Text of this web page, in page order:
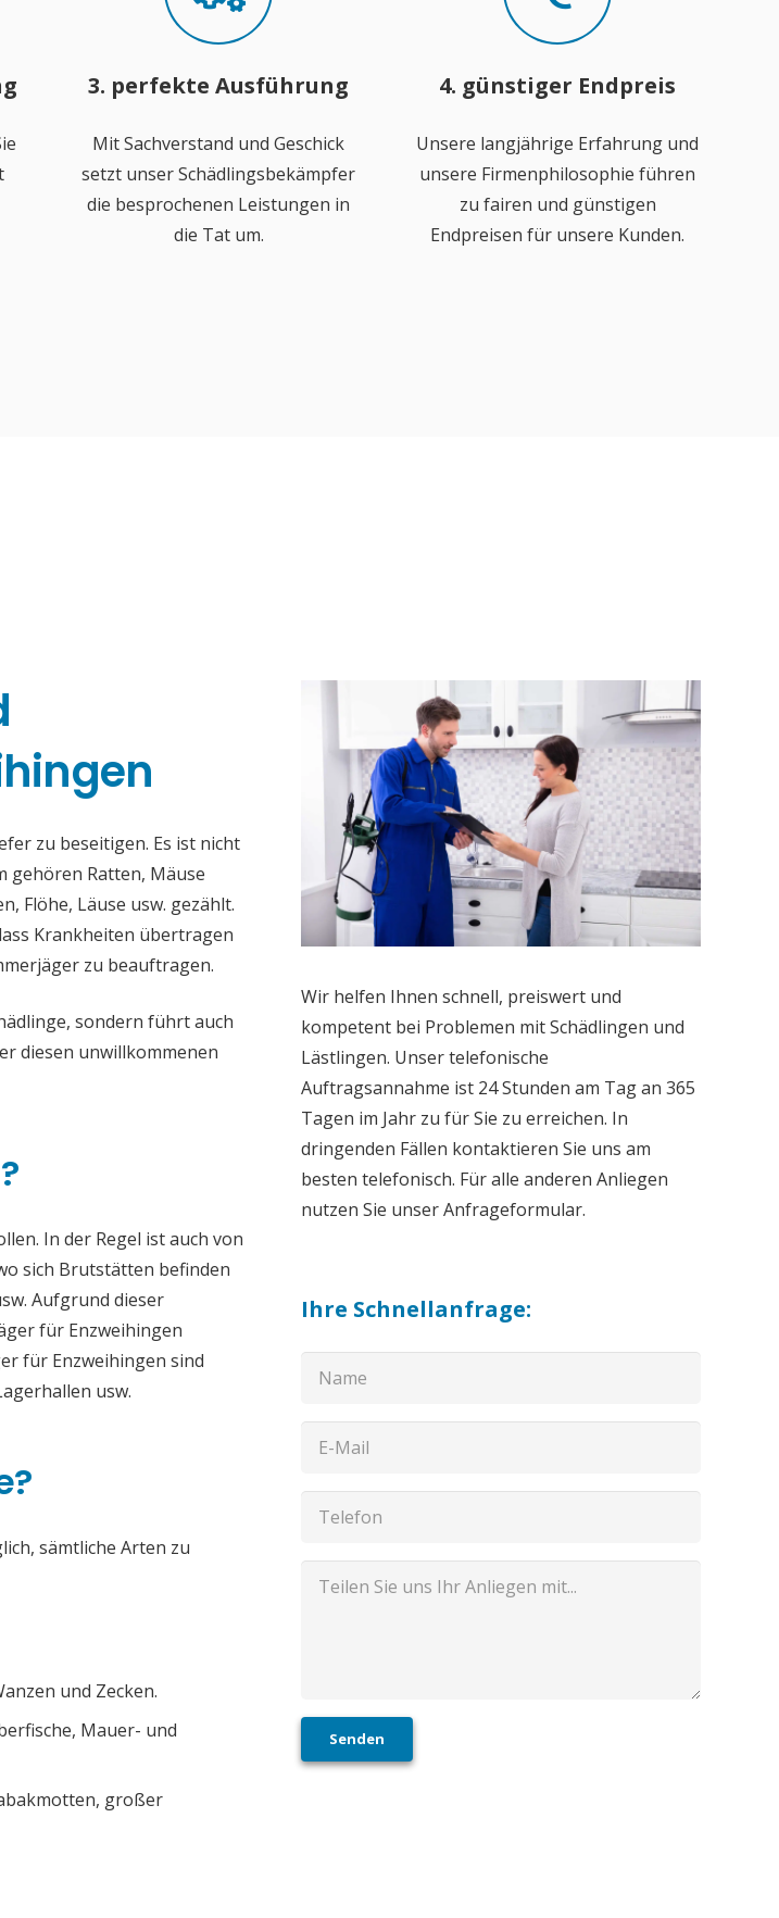
3. perfekte Ausführung
Mit Sachverstand und Geschick
setzt unser Schädlingsbekämpfer
die besprochenen Leistungen in
die Tat um.
4. günstiger Endpreis
Unsere langjährige Erfahrung und
unsere Firmenphilosophie führen
zu fairen und günstigen
Endpreisen für unsere Kunden.
zu beseitigen. Es ist nicht
gehören Ratten, Mäuse
Flöhe, Läuse usw. gezählt.
Krankheiten übertragen
zu beauftragen.
sondern führt auch
diesen unwillkommenen
In der Regel ist auch von
sich Brutstätten befinden
Aufgrund dieser
für Enzweihingen
für Enzweihingen sind
usw.
sämtliche Arten zu
und Zecken.
Mauer- und
großer
Wir helfen Ihnen schnell, preiswert und
kompetent bei Problemen mit Schädlingen und
Lästlingen. Unser telefonische
Auftragsannahme ist 24 Stunden am Tag an 365
Tagen im Jahr zu für Sie zu erreichen. In
dringenden Fällen kontaktieren Sie uns am
besten telefonisch. Für alle anderen Anliegen
nutzen Sie unser Anfrageformular.
Ihre Schnellanfrage:
Senden